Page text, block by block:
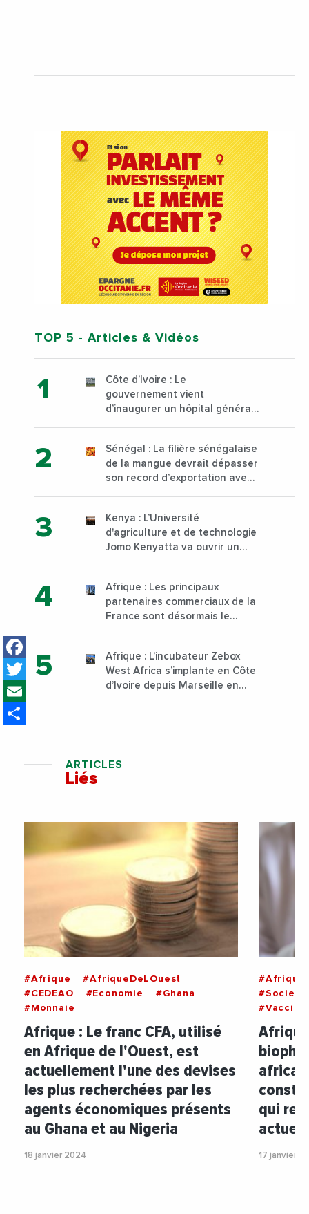
Facebook
Twitter
TOP 5 - Articles & Vidéos
Côte d’Ivoire : Le
gouvernement vient
d’inaugurer un hôpital général
Sénégal : La filière sénégalaise
de la mangue devrait dépasser
son record d’exportation avec
Kenya : L’Université
d'agriculture et de technologie
Jomo Kenyatta va ouvrir un
sur son campus de Karen à
Nairobi dès janvier 2023
Afrique : Les principaux
partenaires commerciaux de la
France sont désormais le
Afrique : L’incubateur Zebox
West Africa s’implante en Côte
d’Ivoire depuis Marseille en
ARTICLES
Liés
#Afrique
#AfriqueDeLOuest
#CEDEAO
#Economie
#Ghana
#Monnaie
Afrique : Le franc CFA, utilisé
en Afrique de l'Ouest, est
actuellement l'une des devises
les plus recherchées par les
agents économiques présents
au Ghana et au Nigeria
18 janvier 2024
#Afrique
#Vaccin
qui
17 janvier